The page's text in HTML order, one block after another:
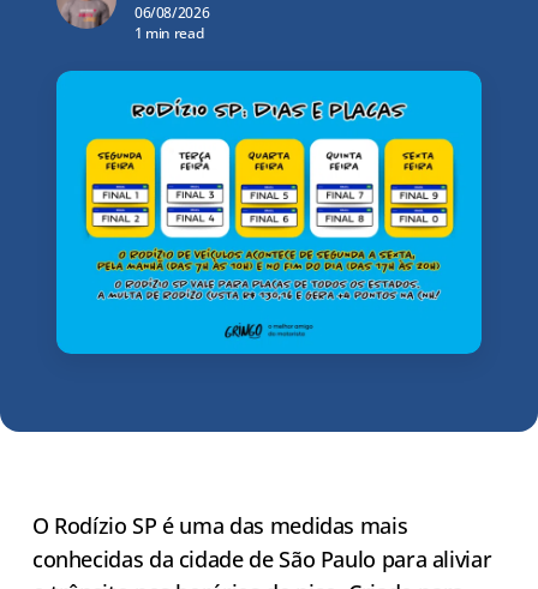
06/08/2026
1 min read
O Rodízio SP é uma das medidas mais
conhecidas da cidade de São Paulo para aliviar